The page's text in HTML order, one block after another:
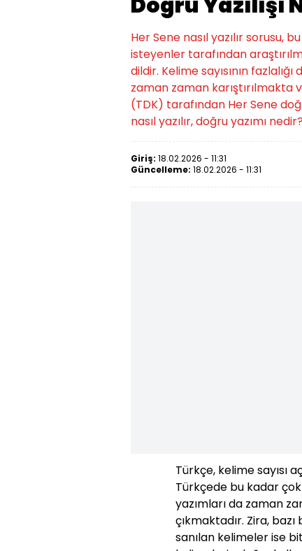
Her Sene nasıl yazılır sorusu,
isteyenler tarafından
dildir. Kelime sayısının
zaman zaman karıştırılmakta
(TDK) tarafından Her Sene
nasıl yazılır, doğru yazımı
Giriş: 18.02.2026 - 11:31
Güncelleme: 18.02.2026 - 11:31
Türkçe, kelime sayısı
Türkçede bu kadar
yazımları da zaman
çıkmaktadır. Zira,
sanılan kelimeler ise